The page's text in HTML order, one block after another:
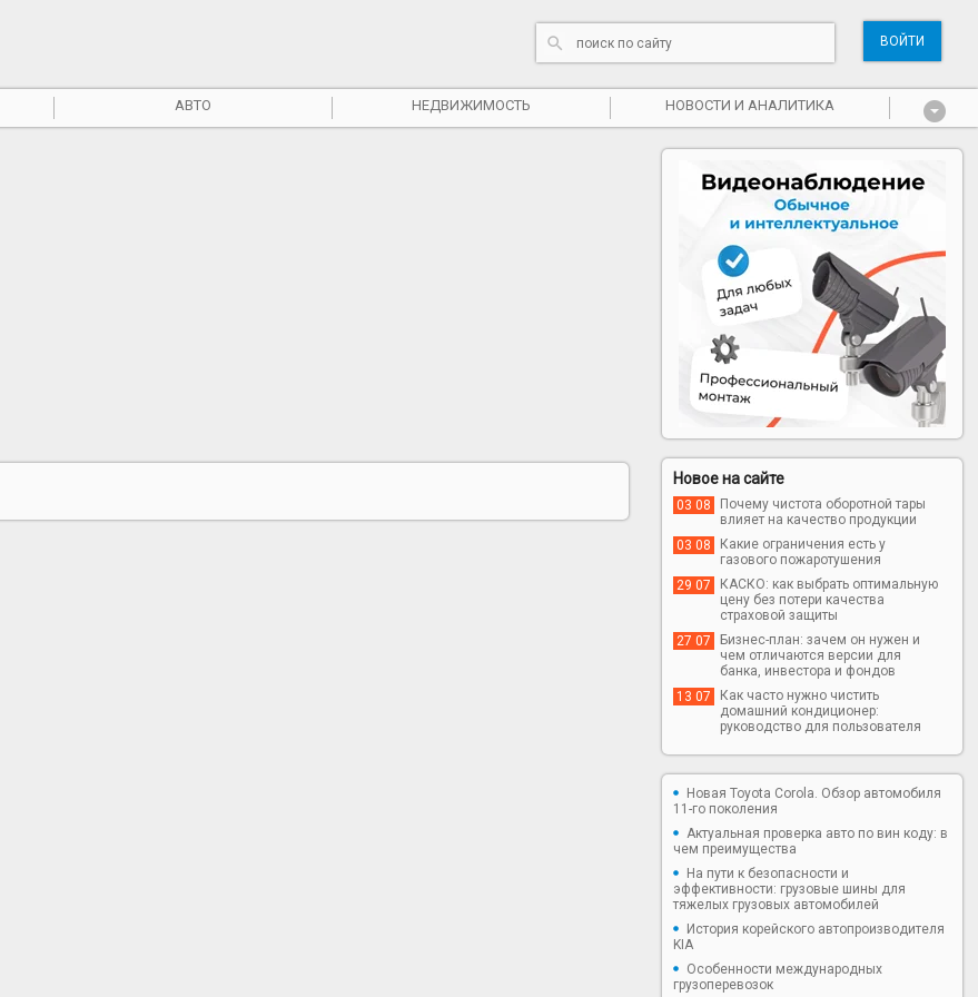
ВОЙТИ
АВТО НЕДВИЖИМОСТЬ НОВОСТИ И АНАЛИТИКА
Новое на сайте
03 08
Почему чистота оборотной тары
влияет на качество продукции
03 08
Какие ограничения есть у
газового пожаротушения
29 07
КАСКО: как выбрать оптимальную
цену без потери качества
страховой защиты
27 07
Бизнес-план: зачем он нужен и
чем отличаются версии для
банка, инвестора и фондов
13 07
Как часто нужно чистить
домашний кондиционер:
руководство для пользователя
Новая Toyota Corola. Обзор автомобиля
11-го поколения
Актуальная проверка авто по вин коду: в
чем преимущества
На пути к безопасности и
эффективности: грузовые шины для
тяжелых грузовых автомобилей
История корейского автопроизводителя
KIA
Особенности международных
грузоперевозок